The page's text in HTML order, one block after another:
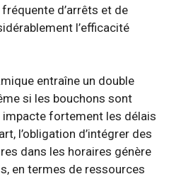
fréquente d’arrêts et de
l’efficacité
entraîne un double
si les bouchons sont
impacte fortement les délais
l’obligation d’intégrer des
dans les horaires génère
en termes de ressources